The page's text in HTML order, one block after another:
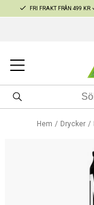
FRI FRAKT FRÅN 499 KR
Hem Drycker